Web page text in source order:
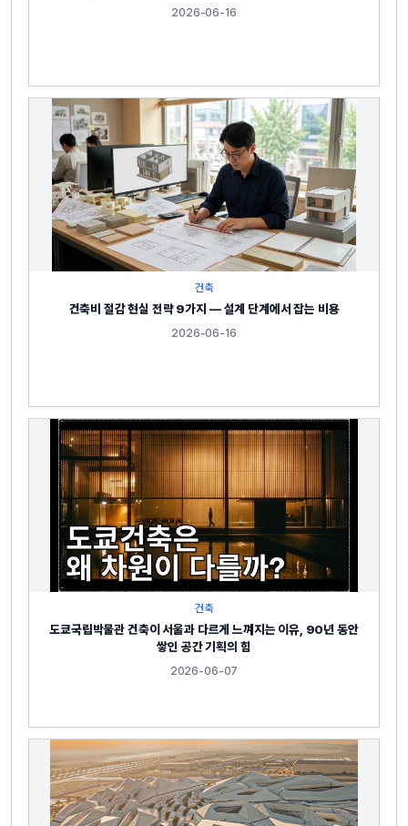
2026-06-16
건축
건축비 절감 현실 전략 9가지 — 설계 단계에서 잡는 비용
2026-06-16
건축
도쿄국립박물관 건축이 서울과 다르게 느껴지는 이유, 90년 동안
쌓인 공간 기획의 힘
2026-06-07